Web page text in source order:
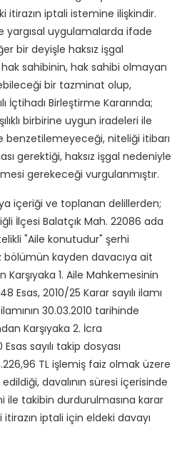
itirazın iptali istemine ilişkindir.
yargısal uygulamalarda ifade
bir deyişle haksız işgal
sahibinin, hak sahibi olmayan
bir tazminat olup,
İçtihadı Birleştirme Kararında;
birbirine uygun iradeleri ile
benzetilemeyeceği, niteliği itibarı
gerektiği, haksız işgal nedeniyle
gerekeceği vurgulanmıştır.
içeriği ve toplanan delillerden;
İlçesi Balatçık Mah. 22086 ada
"Aile konutudur" şerhi
bölümün kayden davacıya ait
Karşıyaka 1. Aile Mahkemesinin
Esas, 2010/25 Karar sayılı ilamı
30.03.2010 tarihinde
Karşıyaka 2. İcra
sayılı takip dosyası
TL işlemiş faiz olmak üzere
davalının süresi içerisinde
takibin durdurulmasına karar
itirazın iptali için eldeki davayı